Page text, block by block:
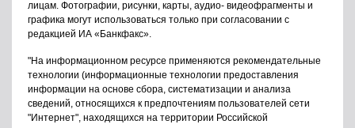
лицам. Фотографии, рисунки, карты, аудио- видеофрагменты и
графика могут использоваться только при согласовании с
редакцией ИА «Банкфакс».
"На информационном ресурсе применяются рекомендательные
технологии (информационные технологии предоставления
информации на основе сбора, систематизации и анализа
сведений, относящихся к предпочтениям пользователей сети
"Интернет", находящихся на территории Российской